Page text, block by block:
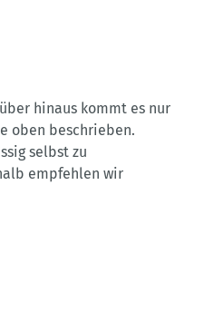
hinaus kommt es nur
oben beschrieben.
selbst zu
empfehlen wir